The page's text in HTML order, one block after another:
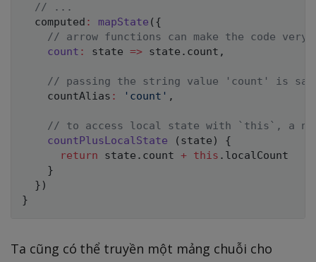
// ...
  computed
: mapState ( {
// arrow functions can make the code very
count : state => state . count ,
// passing the string value 'count' is
    countAlias
: 'count' ,
// to access local state with `this`, a
countPlusLocalState
( state )
{
return state . count + this . localCount
}
} )
}
Ta cũng có thể truyền một mảng chuỗi cho